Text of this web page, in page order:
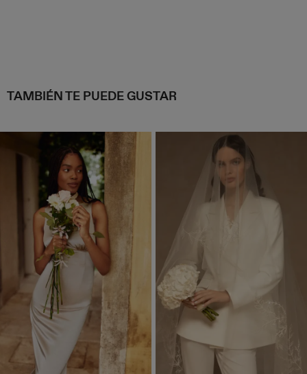
TAMBIÉN TE PUEDE GUSTAR